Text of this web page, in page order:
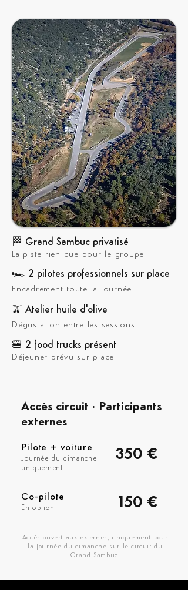
🏁 Grand Sambuc privatisé
La piste rien que pour le groupe
🏎️ 2 pilotes professionnels sur place
Encadrement toute la journée
🫒 Atelier huile d'olive
Dégustation entre les sessions
🍔 2 food trucks présent
Déjeuner prévu sur place
Accès circuit · Participants
externes
Pilote + voiture 350 €
Journée du dimanche
uniquement
Co-pilote
En option 150 €
Accès ouvert aux externes, uniquement pour
la journée du dimanche sur le circuit du
Grand Sambuc.